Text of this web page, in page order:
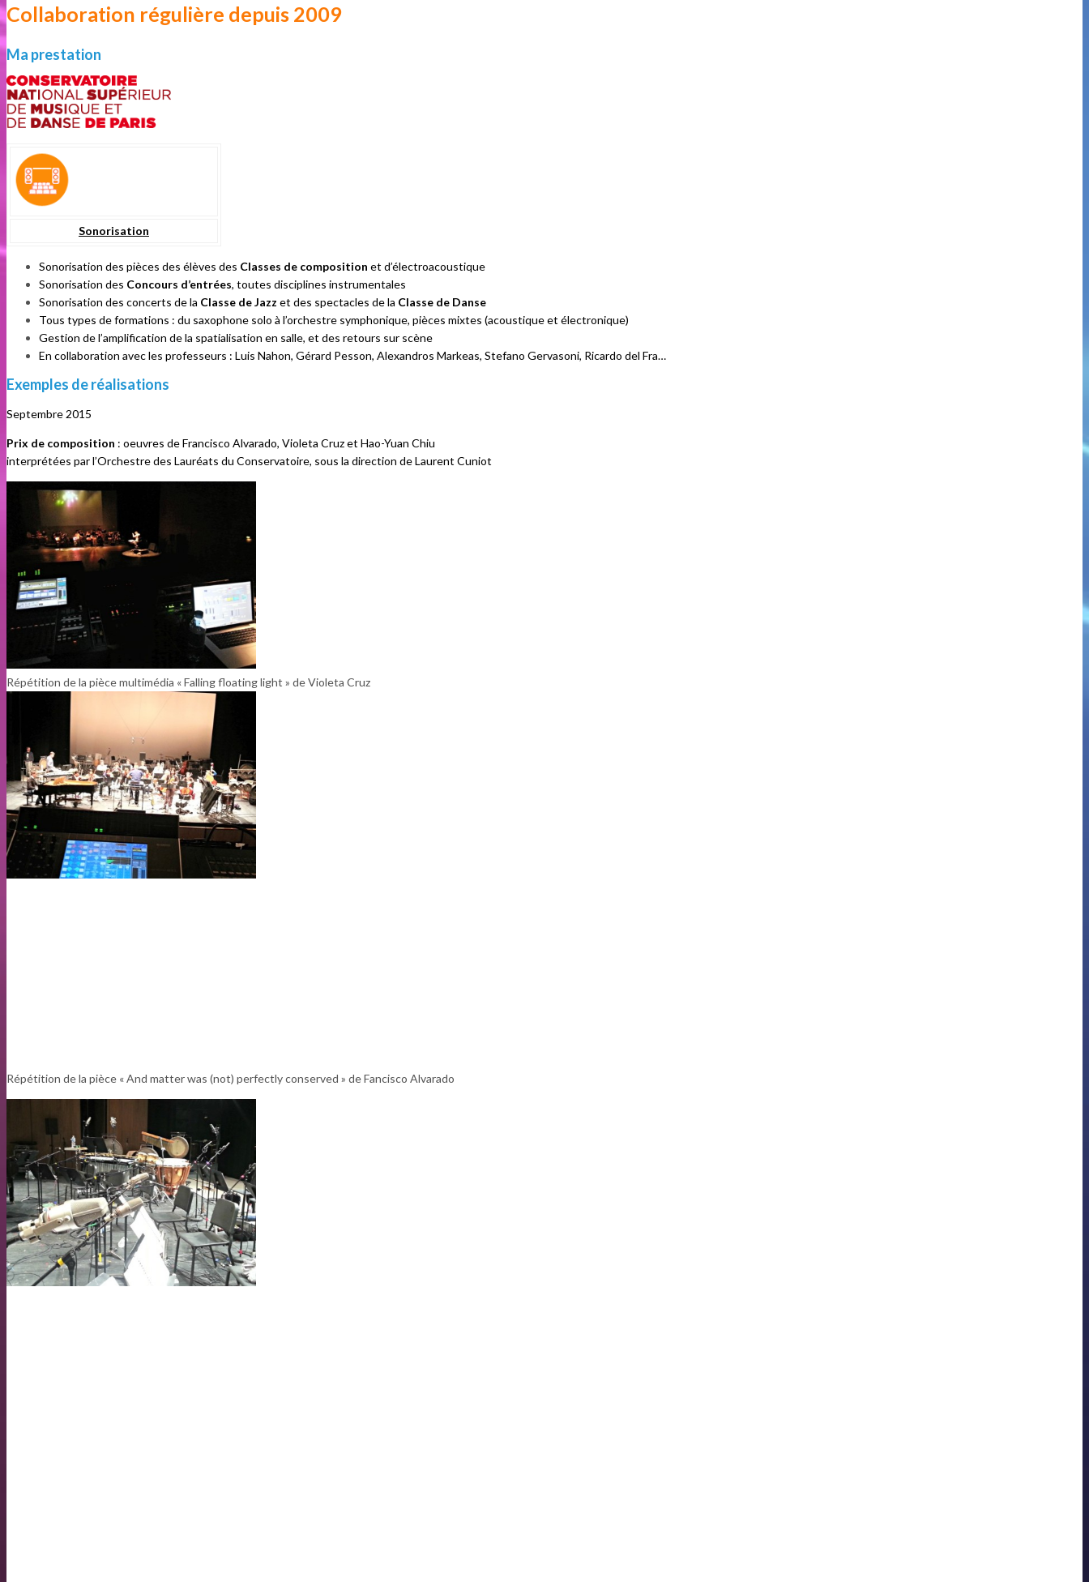
Collaboration régulière depuis 2009
Ma prestation
Sonorisation
Sonorisation des pièces des élèves des Classes de composition et d’électroacoustique
Sonorisation des Concours d’entrées, toutes disciplines instrumentales
Sonorisation des concerts de la Classe de Jazz et des spectacles de la Classe de Danse
Tous types de formations : du saxophone solo à l’orchestre symphonique, pièces mixtes (acoustique et électronique)
Gestion de l’amplification de la spatialisation en salle, et des retours sur scène
En collaboration avec les professeurs : Luis Nahon, Gérard Pesson, Alexandros Markeas, Stefano Gervasoni, Ricardo del Fra…
Exemples de réalisations
Septembre 2015
Prix de composition : oeuvres de Francisco Alvarado, Violeta Cruz et Hao-Yuan Chiu
interprétées par l’Orchestre des Lauréats du Conservatoire, sous la direction de Laurent Cuniot
Répétition de la pièce multimédia « Falling floating light » de Violeta Cruz
Répétition de la pièce « And matter was (not) perfectly conserved » de Fancisco Alvarado